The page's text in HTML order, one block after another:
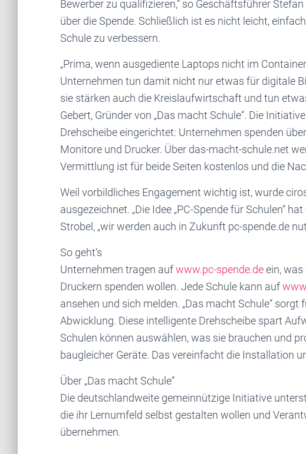
Bewerber zu qualifizieren,“ so Geschäftsführer
über die Spende. Schließlich ist es nicht leicht,
Schule zu verbessern.
„Prima, wenn ausgediente Laptops nicht im
Unternehmen tun damit nicht nur etwas für digitale
sie stärken auch die Kreislaufwirtschaft und tun
Gebert, Gründer von „Das macht Schule“. Die
Drehscheibe eingerichtet: Unternehmen spenden
Monitore und Drucker. Über das-macht-schule.net
Vermittlung ist für beide Seiten kostenlos und die
Weil vorbildliches Engagement wichtig ist, wurde
ausgezeichnet. „Die Idee „PC-Spende für Schulen“
Strobel, „wir werden auch in Zukunft pc-spende.de
So geht‘s
Unternehmen tragen aufwww.pc-spende.deein,
Druckern spenden wollen. Jede Schule kann auf
ansehen und sich melden. „Das macht Schule“
Abwicklung. Diese intelligente Drehscheibe spart
Schulen können auswählen, was sie brauchen und
baugleicher Geräte. Das vereinfacht die Installation
Über „Das macht Schule“
Die deutschlandweite gemeinnützige Initiative
die ihr Lernumfeld selbst gestalten wollen und
übernehmen.